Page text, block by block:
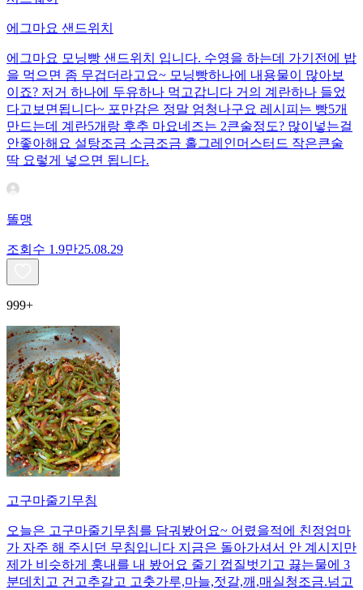
에그마요 샌드위치
에그마요 모닝빵 샌드위치 입니다. 수영을 하는데 가기전에 밥
을 먹으면 좀 무겁더라고요~ 모닝빵하나에 내용물이 많아보
이죠? 저거 하나에 두유하나 먹고갑니다 거의 계란하나 들었
다고보면됩니다~ 포만감은 정말 엄청나구요 레시피는 빵5개
만드는데 계란5개랑 후추 마요네즈는 2큰술정도? 많이넣는걸
안좋아해요 설탕조금 소금조금 홀그레인머스터드 작은큰술
딱 요렇게 넣으면 됩니다.
똘맹
조회수 1.9만25.08.29
999+
고구마줄기무침
오늘은 고구마줄기무침를 담궈봤어요~ 어렸을적에 친정엄마
가 자주 해 주시던 무침입니다 지금은 돌아가셔서 안 계시지만
제가 비슷하게 훙내를 내 봤어요 줄기 껍질벗기고 끓는물에 3
분데치고 건고추갈고 고춧가루,마늘,젓갈,깨,매실청조금.넘고